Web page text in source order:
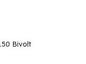
Bivolt